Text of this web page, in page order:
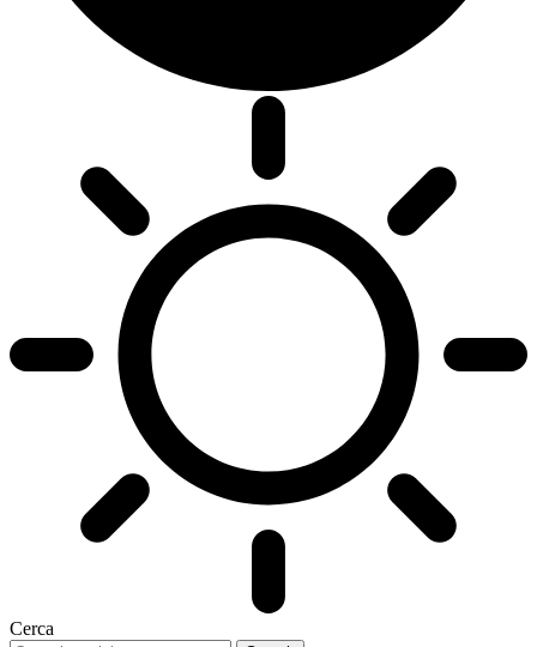
Cerca